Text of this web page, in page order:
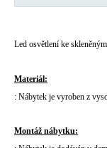
Led osvětlení ke
Materiál:
: Nábytek je vyroben z
Montáž nábytku: